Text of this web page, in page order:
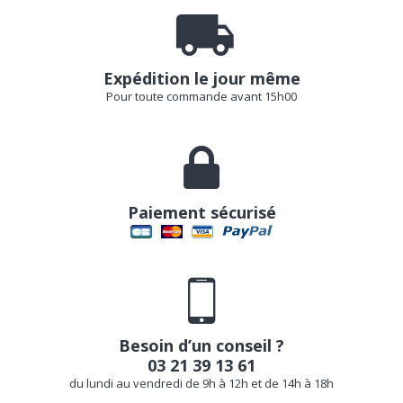
Expédition le jour même
Pour toute commande avant 15h00
Paiement sécurisé
Besoin d’un conseil ?
03 21 39 13 61
du lundi au vendredi de 9h à 12h et de 14h à 18h